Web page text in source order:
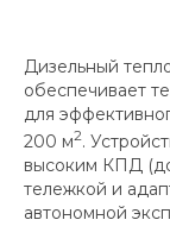
Дизельный
обеспечивает
для
200 м2.
высоким КПД
тележкой и
автономной